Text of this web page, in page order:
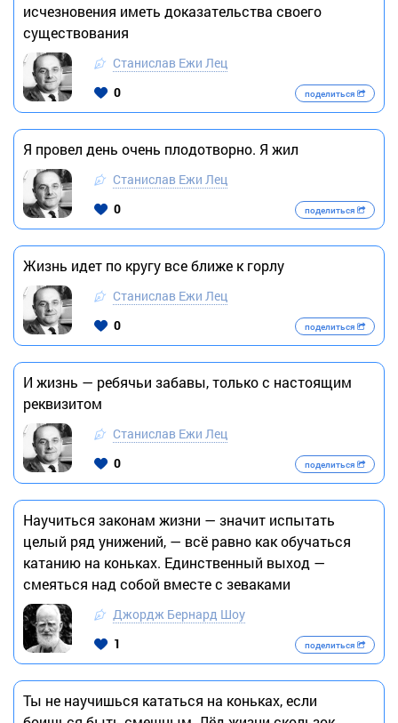
исчезновения иметь доказательства своего
существования
Станислав Ежи Лец
0
поделиться
Я провел день очень плодотворно. Я жил
Станислав Ежи Лец
0
поделиться
Жизнь идет по кругу все ближе к горлу
Станислав Ежи Лец
0
поделиться
И жизнь — ребячьи забавы, только с настоящим
реквизитом
Станислав Ежи Лец
0
поделиться
Научиться законам жизни — значит испытать
целый ряд унижений, — всё равно как обучаться
катанию на коньках. Единственный выход —
смеяться над собой вместе с зеваками
Джордж Бернард Шоу
1
поделиться
Ты не научишься кататься на коньках, если